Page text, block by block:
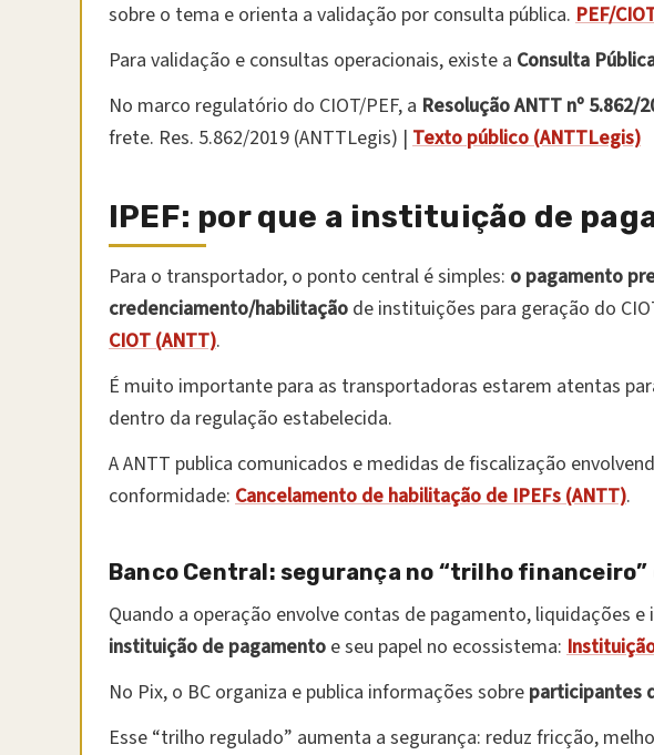
sobre o tema e orienta a validação por consulta pública. PEF/
Para validação e consultas operacionais, existe a Consulta
No marco regulatório do CIOT/PEF, a Resolução ANTT nº 5.862/
frete. Res. 5.862/2019 (ANTTLegis) | Texto público (ANTTLegis)
IPEF: por que a instituição de
Para o transportador, o ponto central é simples: o pagamento
credenciamento/habilitação de instituições para geração do
CIOT (ANTT).
É muito importante para as transportadoras estarem atentas
dentro da regulação estabelecida.
A ANTT publica comunicados e medidas de fiscalização
conformidade: Cancelamento de habilitação de IPEFs (ANTT).
Banco Central: segurança no “trilho financeiro”
Quando a operação envolve contas de pagamento, liquidações
instituição de pagamento e seu papel no ecossistema:
No Pix, o BC organiza e publica informações sobre participantes
Esse “trilho regulado” aumenta a segurança: reduz fricção,